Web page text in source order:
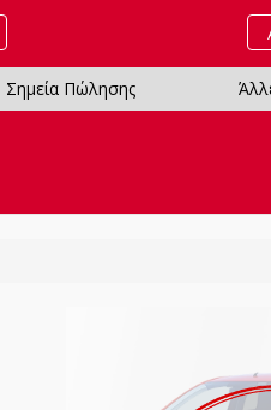
Σημεία Πώλησης